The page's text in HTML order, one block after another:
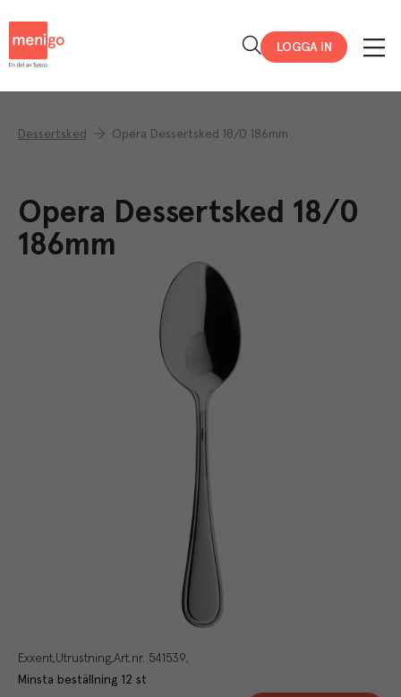
LOGGA IN
Dessertsked Opera Dessertsked 18/0 186mm
Opera Dessertsked 18/0
186mm
Exxent Utrustning Art.nr. 541539
Minsta beställning 12 st